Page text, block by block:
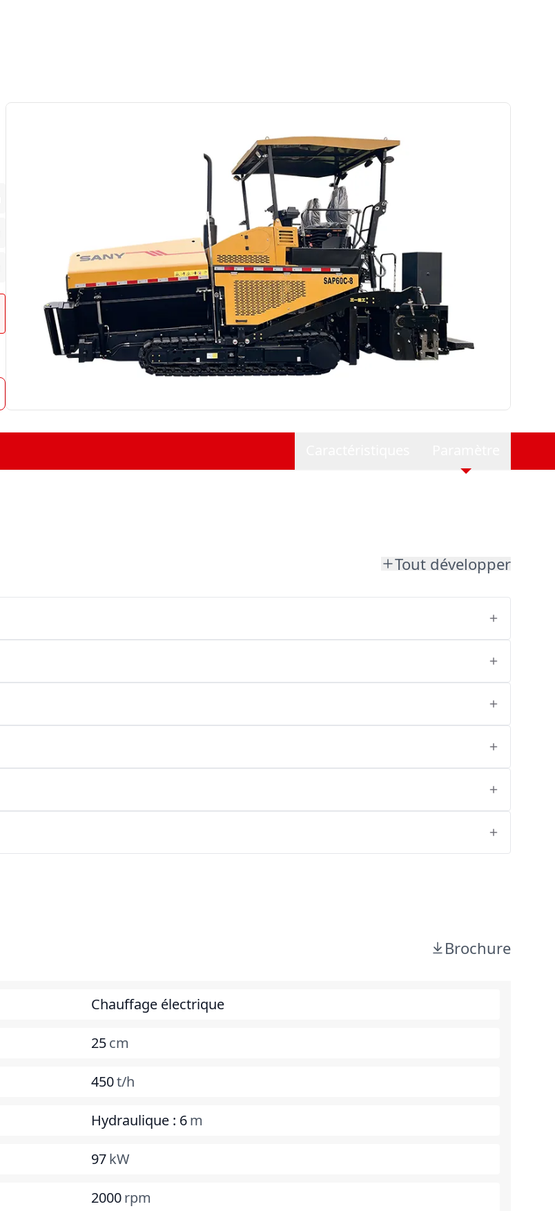
Tout développer
Brochure
Chauffage électrique
25cm
450t/h
Hydraulique : 6m
97kW
2000rpm